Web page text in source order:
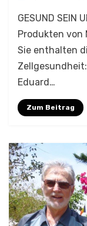
GESUND SEIN
Produkten von
Sie enthalten
Zellgesundheit:
Eduard…
Zum Beitrag